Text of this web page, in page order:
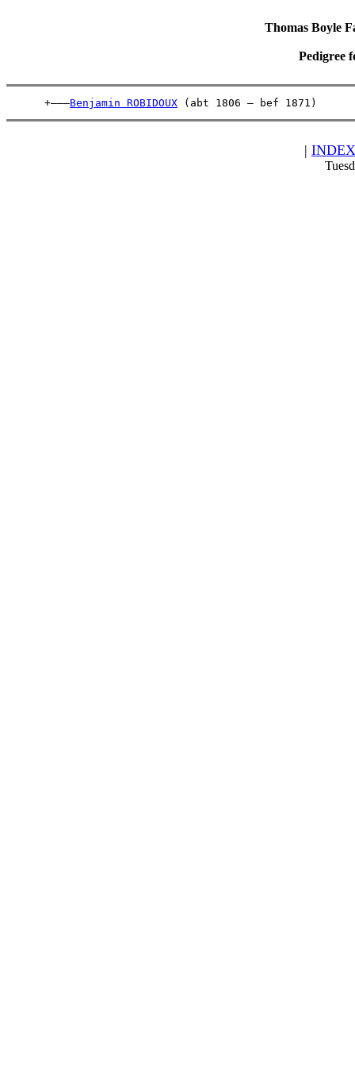
Thomas Boyle
Pedigree
      +———
Benjamin ROBIDOUX (abt 1806 – bef 1871)
| INDEX